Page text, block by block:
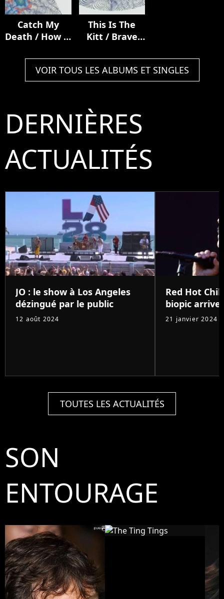
Catch My
Death / How It
This Is The
Kitt / Brave
VOIR TOUS LES ALBUMS ET SINGLES
DERNIÈRES
ACTUALITÉS
JO : le show à Los Angeles
dézingué par le public
12 août 2024
Red Hot
biopic arrive
21 janvier 2024
TOUTES LES ACTUALITÉS
SON
ENTOURAGE